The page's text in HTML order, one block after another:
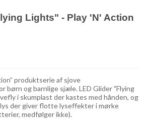
Lights" - Play 'N' Action
produktserie af sjove
børn og barnlige sjæle. LED Glider "Flying
i skumplast der kastes med hånden, og
der giver flotte lyseffekter i mørke
medfølger ikke).